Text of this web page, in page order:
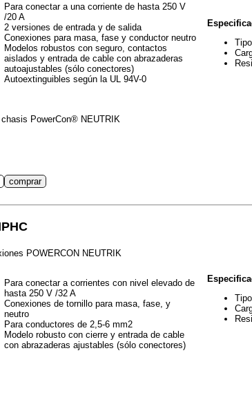
Para conectar a una corriente de hasta 250 V
/20 A
2 versiones de entrada y de salida
Conexiones para masa, fase y conductor neutro
Modelos robustos con seguro, contactos
aislados y entrada de cable con abrazaderas
autoajustables (sólo conectores)
Autoextinguibles según la UL 94V-0
chasis PowerCon® NEUTRIK
POWERCON NEUTRIK
Para conectar a corrientes con nivel elevado de
hasta 250 V /32 A
Conexiones de tornillo para masa, fase, y
neutro
Para conductores de 2,5-6 mm2
Modelo robusto con cierre y entrada de cable
con abrazaderas ajustables (sólo conectores)